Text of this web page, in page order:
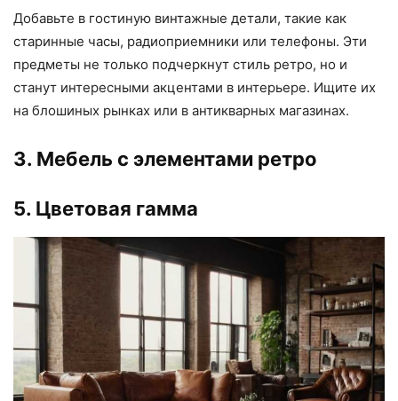
Добавьте в гостиную винтажные детали, такие как
старинные часы, радиоприемники или телефоны. Эти
предметы не только подчеркнут стиль ретро, но и
станут интересными акцентами в интерьере. Ищите их
на блошиных рынках или в антикварных магазинах.
3. Мебель с элементами ретро
5. Цветовая гамма